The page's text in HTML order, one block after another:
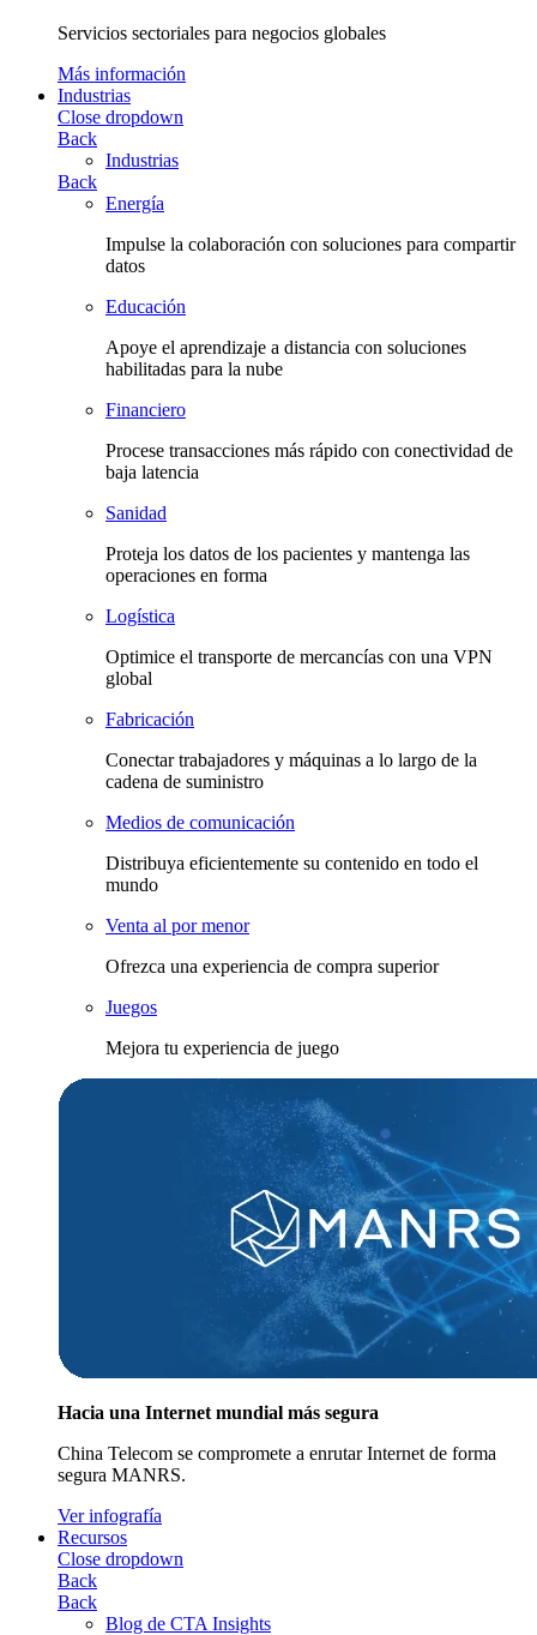
Servicios sectoriales para negocios globales
Más información
Industrias
Close dropdown
Back
Industrias
Back
Energía
Impulse la colaboración con soluciones para compartir
datos
Educación
Apoye el aprendizaje a distancia con soluciones
habilitadas para la nube
Financiero
Procese transacciones más rápido con conectividad de
baja latencia
Sanidad
Proteja los datos de los pacientes y mantenga las
operaciones en forma
Logística
Optimice el transporte de mercancías con una VPN
global
Fabricación
Conectar trabajadores y máquinas a lo largo de la
cadena de suministro
Medios de comunicación
Distribuya eficientemente su contenido en todo el
mundo
Venta al por menor
Ofrezca una experiencia de compra superior
Juegos
Mejora tu experiencia de juego
Hacia una Internet mundial más segura
China Telecom se compromete a enrutar Internet de forma
segura MANRS.
Ver infografía
Recursos
Close dropdown
Back
Back
Blog de CTA Insights